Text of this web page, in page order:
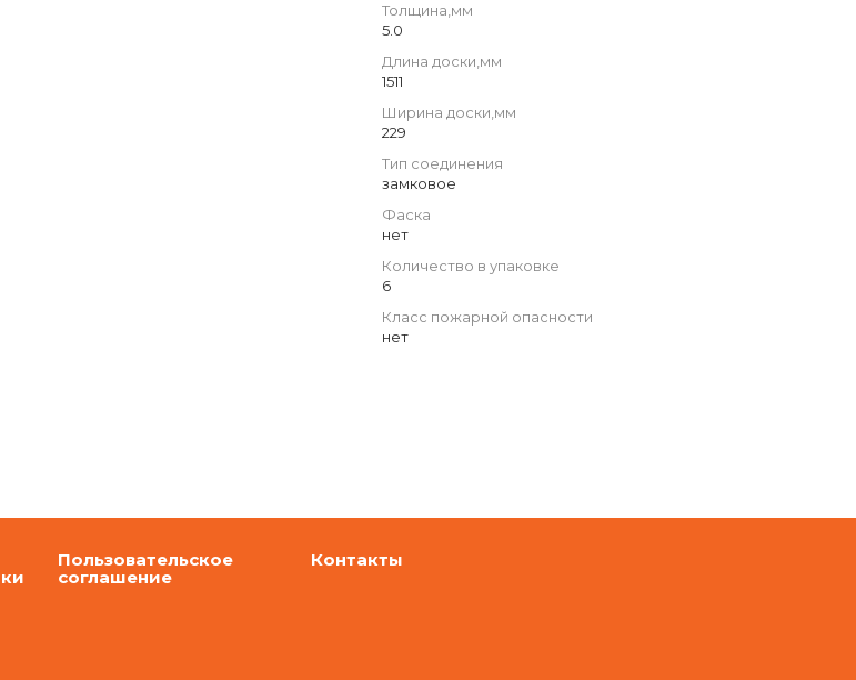
Толщина,мм
5.0
Длина доски,мм
1511
Ширина доски,мм
229
Тип соединения
замковое
Фаска
нет
Количество в упаковке
6
Класс пожарной опасности
нет
Пользовательское
соглашение
Контакты